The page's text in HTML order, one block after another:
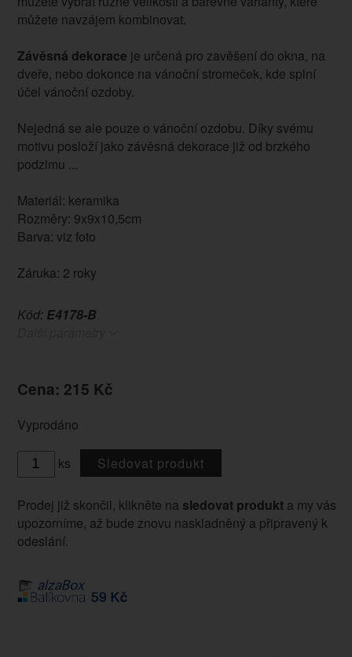
můžete navzájem kombinovat.
Závěsná dekorace je určená pro zavěšení do okna, na
dveře, nebo dokonce na vánoční stromeček, kde splní
účel vánoční ozdoby.
Nejedná se ale pouze o vánoční ozdobu. Díky svému
motivu posloží jako závěsná dekorace již od brzkého
podzimu ...
Materiál: keramika
Rozměry: 9x9x10,5cm
Barva: viz foto
Záruka: 2 roky
Kód: E4178-B
Cena: 215 Kč
Vyprodáno
ks Sledovat produkt
Prodej již skončil, klikněte na sledovat produkta my vás
upozorníme, až bude znovu naskladněný a připravený k
odeslání.